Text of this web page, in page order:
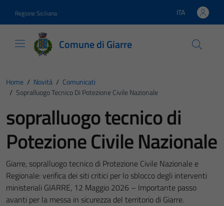
Regione Siciliana Lingua attiva:
ITA
Comune di Giarre
Home / Novità / Comunicati
/ Sopralluogo Tecnico Di Potezione Civile Nazionale
sopralluogo tecnico di
Potezione Civile Nazionale
Giarre, sopralluogo tecnico di Protezione Civile Nazionale e
Regionale: verifica dei siti critici per lo sblocco degli interventi
ministeriali GIARRE, 12 Maggio 2026 – Importante passo
avanti per la messa in sicurezza del territorio di Giarre.